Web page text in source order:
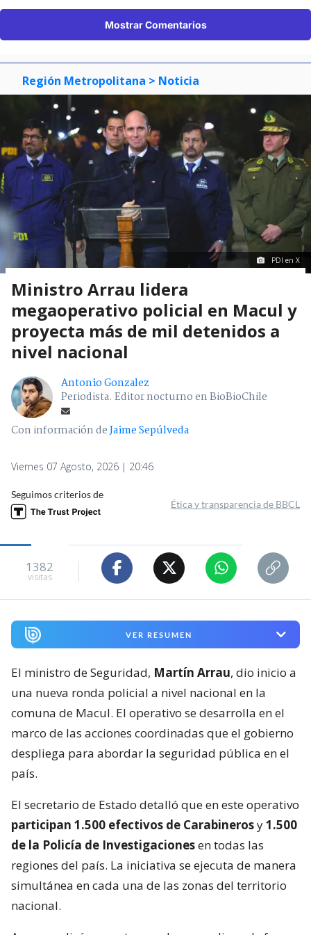
Mostrar Comentarios
Región Metropolitana > Noticia
PDI en X
Ministro Arrau lidera
megaoperativo policial en Macul y
proyecta más de mil detenidos a
nivel nacional
Antonio Gonzalez
Periodista. Editor nocturno en BioBioChile
Con información deJaime Sepúlveda
Viernes 07 Agosto, 2026 | 20:46
Seguimos criterios de
Ética y transparencia de BBCL
1382
visitas
VER RESUMEN
El ministro de Seguridad, Martín Arrau, dio inicio a
una nueva ronda policial a nivel nacional en la
comuna de Macul. El operativo se desarrolla en el
marco de las acciones coordinadas que el gobierno
despliega para abordar la seguridad pública en el
país.
El secretario de Estado detalló que en este operativo
participan 1.500 efectivos de Carabinerosy1.500
de la Policía de Investigacionesen todas las
regiones del país. La iniciativa se ejecuta de manera
simultánea en cada una de las zonas del territorio
nacional.